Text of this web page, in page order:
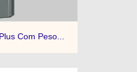
Com Peso...